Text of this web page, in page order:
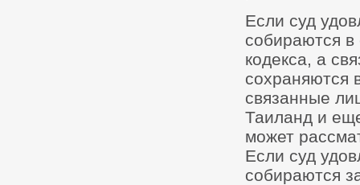
Если суд
собираются в
кодекса, а
сохраняются
связанные
Таиланд и
может
Если суд
собираются